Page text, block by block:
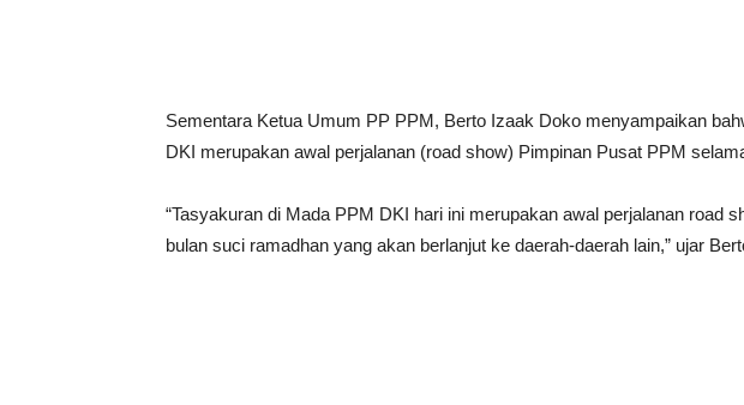
Sementara Ketua Umum PP PPM, Berto Izaak Doko menyampaikan
DKI merupakan awal perjalanan (road show) Pimpinan Pusat PPM
“Tasyakuran di Mada PPM DKI hari ini merupakan awal perjalanan road
bulan suci ramadhan yang akan berlanjut ke daerah-daerah lain,” ujar